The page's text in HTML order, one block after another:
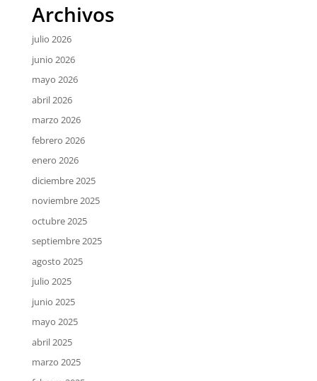
Archivos
julio 2026
junio 2026
mayo 2026
abril 2026
marzo 2026
febrero 2026
enero 2026
diciembre 2025
noviembre 2025
octubre 2025
septiembre 2025
agosto 2025
julio 2025
junio 2025
mayo 2025
abril 2025
marzo 2025